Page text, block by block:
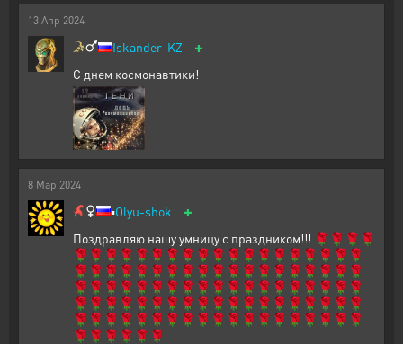
13 Апр 2024
Iskander-KZ +
С днем космонавтики!
8 Мар 2024
▪️Olyu-shok +
Поздравляю нашу умницу с праздником!!! 🌹🌹🌹🌹
🌹🌹🌹🌹🌹🌹🌹🌹🌹🌹🌹🌹🌹🌹🌹🌹🌹🌹🌹
🌹🌹🌹🌹🌹🌹🌹🌹🌹🌹🌹🌹🌹🌹🌹🌹🌹🌹🌹
🌹🌹🌹🌹🌹🌹🌹🌹🌹🌹🌹🌹🌹🌹🌹🌹🌹🌹🌹
🌹🌹🌹🌹🌹🌹🌹🌹🌹🌹🌹🌹🌹🌹🌹🌹🌹🌹🌹
🌹🌹🌹🌹🌹🌹🌹🌹🌹🌹🌹🌹🌹🌹🌹🌹🌹🌹🌹
🌹🌹🌹🌹🌹🌹